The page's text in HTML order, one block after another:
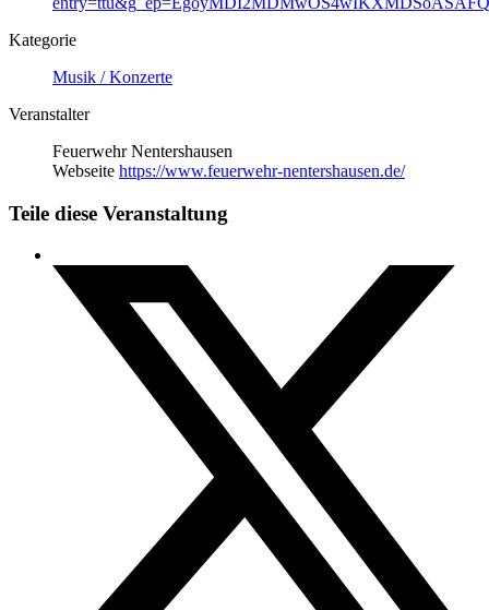
Kategorie
Musik / Konzerte
Veranstalter
Feuerwehr Nentershausen
Webseite https://www.feuerwehr-nentershausen.de/
Teile diese Veranstaltung